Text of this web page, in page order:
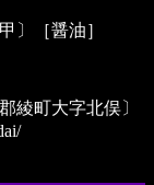
〕［醤油］
綾町大字北俣〕